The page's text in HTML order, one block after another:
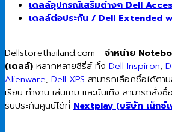
เดลล์อุปกรณ์เสริมต่างๆ Dell
เดลล์ต่อประกัน / Dell Extended
Dellstorethailand.com - จำหน่าย
(เดลล์) หลากหลายซีรี่ส์ ทั้ง Dell Inspiron,
Alienware, Dell XPS สามารถเลือกซื้อได้ตา
เรียน ทำงาน เล่นเกม และบันเทิง สามารถสั่ง
รับประกันศูนย์ได้ที่ Nextplay (บริษัท เน็กซ์